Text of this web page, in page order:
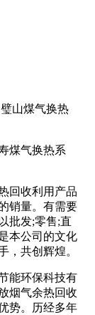
山煤气换热
煤气换热系
回收利用产品
销量。有需要
批发;零售;直
本公司的文化
，共创辉煌。
能环保科技有
烟气余热回收
势。历经多年